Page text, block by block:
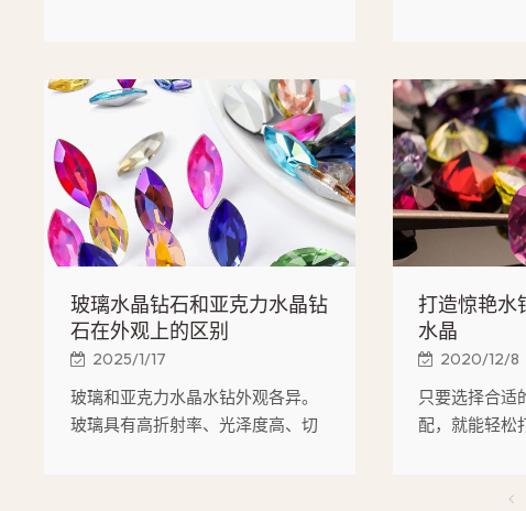
Blinchic 证实 K9 的市场增长率高达
65%，满足了消费者对符合道德标
准且品质优良的替代品的需求。对
于追求卓越品质与经济效益的设计
师而言，K9 无疑是理想之选。
反射光线，展
和丰富的切面
晶配件为打造
了无限可能。
玻璃水晶钻石和亚克力水晶钻
石在外观上的区别
2025/1/17
玻璃和亚克力水晶水钻外观各异。
玻璃具有高折射率、光泽度高、切
打造惊艳水
水晶
2020/12/8
只要选择合适
配，就能轻松